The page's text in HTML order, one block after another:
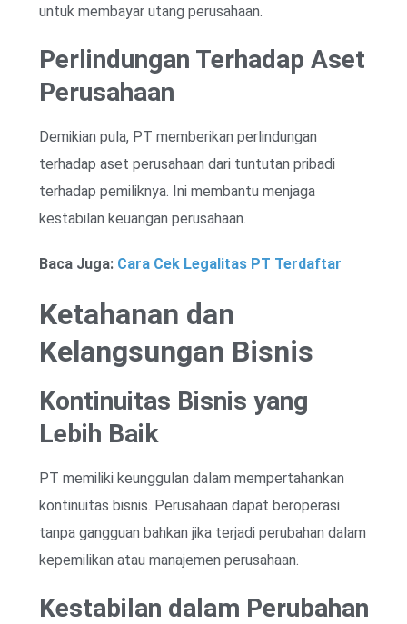
untuk membayar utang perusahaan.
Perlindungan Terhadap Aset
Perusahaan
Demikian pula, PT memberikan perlindungan
terhadap aset perusahaan dari tuntutan pribadi
terhadap pemiliknya. Ini membantu menjaga
kestabilan keuangan perusahaan.
Baca Juga: Cara Cek Legalitas PT Terdaftar
Ketahanan dan
Kelangsungan Bisnis
Kontinuitas Bisnis yang
Lebih Baik
PT memiliki keunggulan dalam mempertahankan
kontinuitas bisnis. Perusahaan dapat beroperasi
tanpa gangguan bahkan jika terjadi perubahan dalam
kepemilikan atau manajemen perusahaan.
Kestabilan dalam Perubahan